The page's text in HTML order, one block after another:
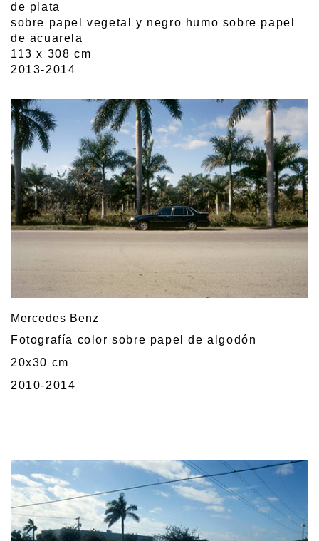
de plata
sobre papel vegetal y negro humo sobre papel
de acuarela
113 x 308 cm
2013-2014
Mercedes Benz
Fotografía color sobre papel de algodón
20x30 cm
2010-2014